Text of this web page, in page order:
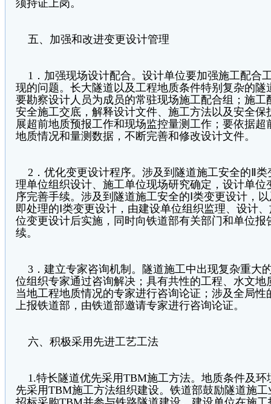
须持证上岗。
五、加强和改进变更设计管理
1．加强现场设计配合。设计单位要加强施工配合
现的问题。长大隧道以及工程地质条件特别复杂的
要勘察设计人员为成员的常驻现场施工配合组；施
安全施工交底，解释设计文件、施工方法以及安全
展超前地质预报工作和现场监控量测工作；要依据
地质情况和量测数据，不断完善和修改设计文件。
2．优化变更设计程序。涉及到隧道施工安全的Ⅱ类
理单位组织设计、施工单位现场研究确定，设计单
序完善手续。涉及到隧道施工安全的Ⅰ类变更设计，
即处理的Ⅰ类变更设计，由建设单位组织监理、设计
位变更设计后实施，同时向铁道部有关部门和单位
续。
3．建立专家咨询机制。隧道施工中出现复杂重大
位组织专家通过咨询解决；具有共性的工程、水文
当地工程地质情况的专家进行咨询论证；涉及全局
上报铁道部，由铁道部邀请专家进行咨询论证。
六、积极采用先进工艺工法
1.特长隧道优先采用TBM施工方法。地质条件及环
先采用TBM施工方法组织建设。铁道部鼓励隧道施